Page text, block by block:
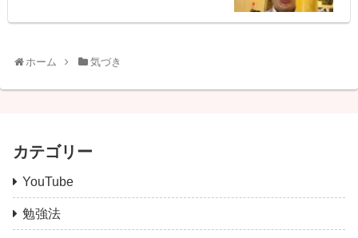
ホーム 気づき
カテゴリー
YouTube
勉強法